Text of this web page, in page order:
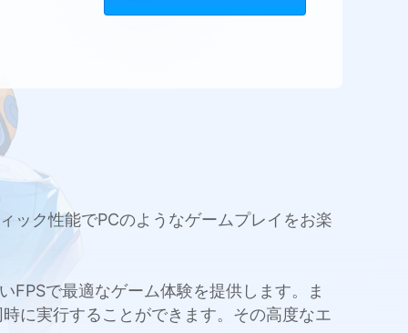
ック性能でPCのようなゲームプレイをお楽
で最適なゲーム体験を提供します。ま
に実行することができます。その高度なエ